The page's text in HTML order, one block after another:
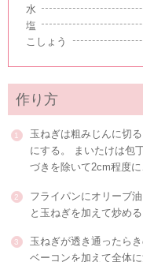
水
塩
こしょう
作り方
玉ねぎは粗みじんに切
にする。 まいたけは包
づきを除いて2cm程度
フライパンにオリーブ
と玉ねぎを加えて炒める
玉ねぎが透き通ったら
ベーコンを加えて全体に